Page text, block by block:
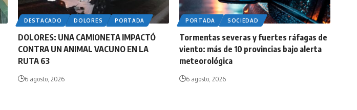
DESTACADO DOLORES PORTADA
DOLORES: UNA CAMIONETA IMPACTÓ
CONTRA UN ANIMAL VACUNO EN LA
RUTA 63
6 agosto, 2026
PORTADA SOCIEDAD
Tormentas severas y fuertes ráfagas de
viento: más de 10 provincias bajo alerta
meteorológica
6 agosto, 2026